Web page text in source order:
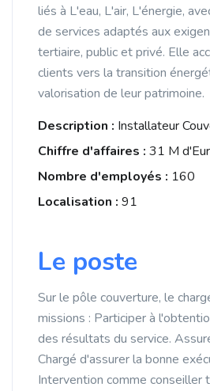
liés à L'eau, L'air, L'énergie,
de services adaptés aux
tertiaire, public et privé. Elle
clients vers la transition
valorisation de leur patrimoine.
Description : Installateur
Chiffre d'affaires : 31 M
Nombre d'employés : 160
Localisation : 91
Le poste
Sur le pôle couverture, le
missions : Participer à
des résultats du service.
Chargé d'assurer la bonne
Intervention comme conseiller